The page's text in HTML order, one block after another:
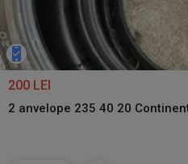
200 LEI
2 anvelope 235 40 20